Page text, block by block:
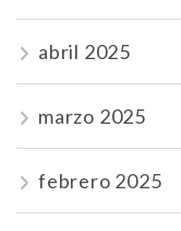
abril 2025
marzo 2025
febrero 2025